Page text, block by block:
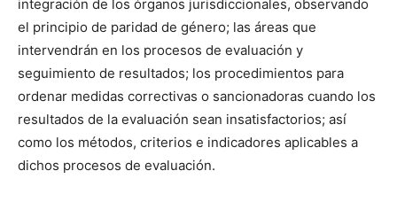
integración de los órganos jurisdiccionales, observando
el principio de paridad de género; las áreas que
intervendrán en los procesos de evaluación y
seguimiento de resultados; los procedimientos para
ordenar medidas correctivas o sancionadoras cuando los
resultados de la evaluación sean insatisfactorios; así
como los métodos, criterios e indicadores aplicables a
dichos procesos de evaluación.